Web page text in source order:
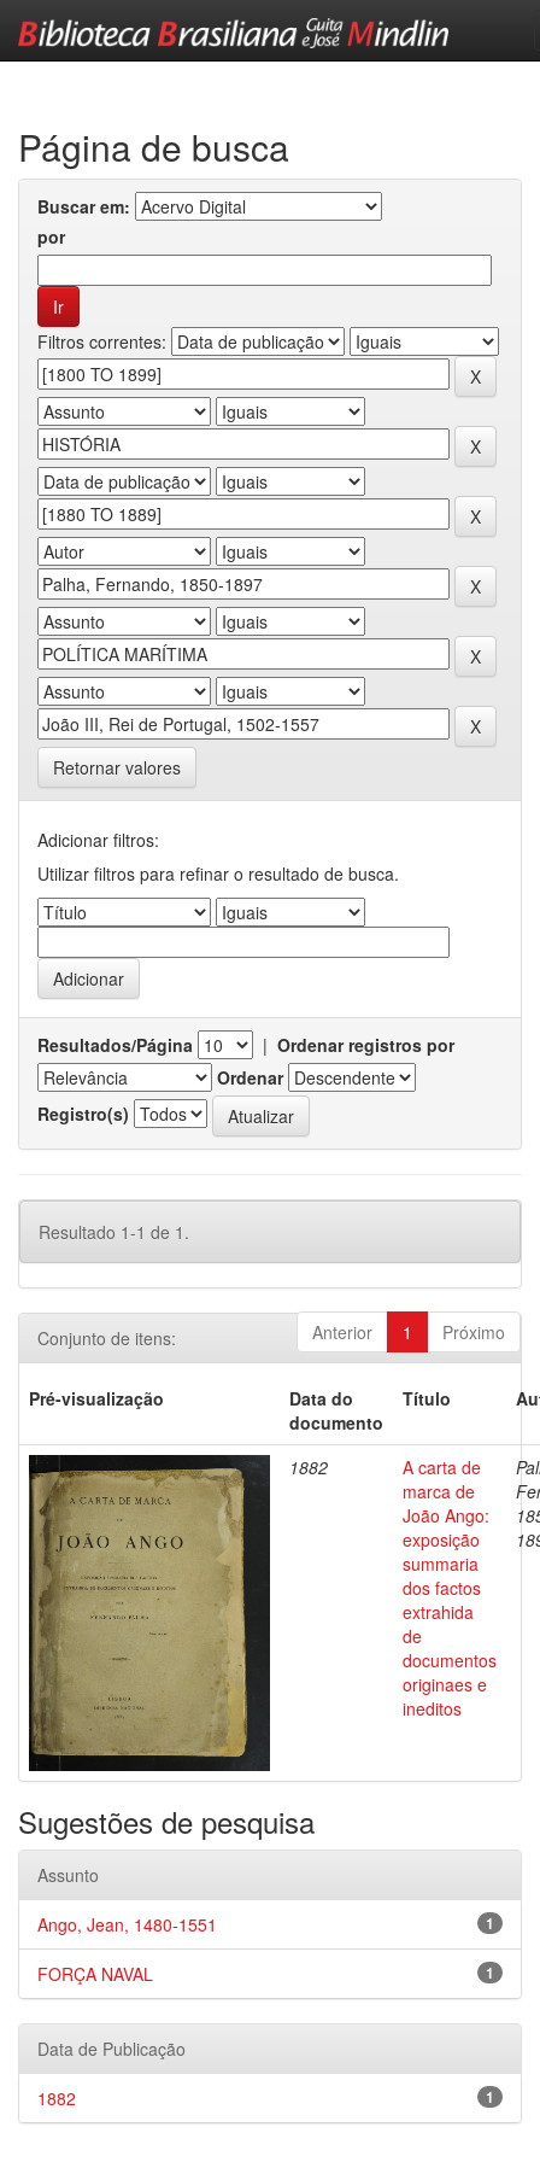
Página de busca
Buscar em:
por
Filtros correntes:
Retornar valores
Adicionar filtros:
Utilizar filtros para refinar o resultado de busca.
Resultados/Página | Ordenar registros por
Ordenar
Registro(s)
Resultado 1-1 de 1.
Anterior 1 Próximo
Conjunto de itens:
Pré-visualização
Data do
documento
Título
1882
A carta de
marca de
João Ango:
exposição
summaria
dos factos
extrahida
de
documentos
originaes e
ineditos
Sugestões de pesquisa
Assunto
1
Ango, Jean, 1480-1551
1
FORÇA NAVAL
Data de Publicação
1
1882